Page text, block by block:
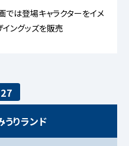
は登場キャラクターをイメ
イングッズを販売
27
うりランド